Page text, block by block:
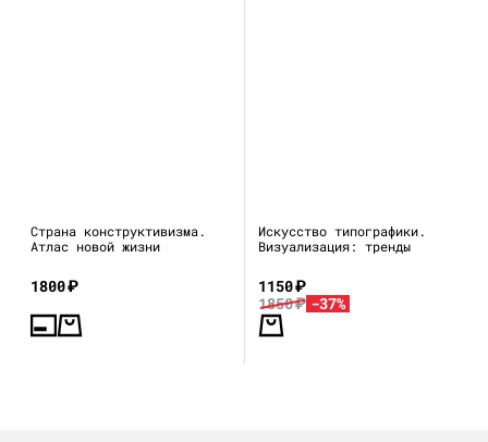
Страна конструктивизма.
Атлас новой жизни
1800₽
Искусство типографики.
Визуализация: тренды
1150₽
1850₽ -37%